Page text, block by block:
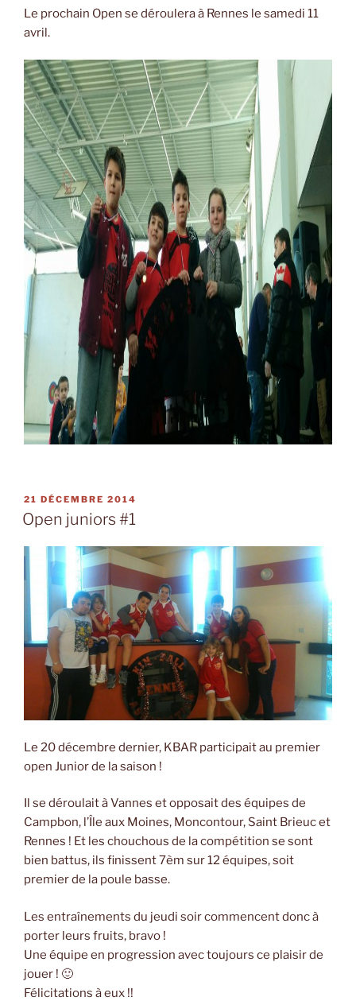
Le prochain Open se déroulera à Rennes le samedi 11
avril.
PUBLIÉ
LE
21 DÉCEMBRE 2014
Open juniors #1
Le 20 décembre dernier, KBAR participait au premier
open Junior de la saison !
Il se déroulait à Vannes et opposait des équipes de
Campbon, l’Île aux Moines, Moncontour, Saint Brieuc et
Rennes ! Et les chouchous de la compétition se sont
bien battus, ils finissent 7èm sur 12 équipes, soit
premier de la poule basse.
Les entraînements du jeudi soir commencent donc à
porter leurs fruits, bravo !
Une équipe en progression avec toujours ce plaisir de
jouer ! 🙂
Félicitations à eux !!